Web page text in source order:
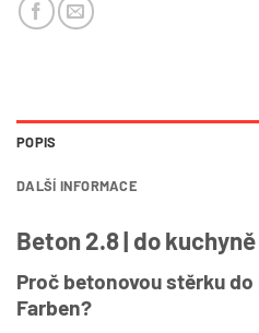
POPIS
DALŠÍ INFORMACE
Beton 2.8 | do kuchyně
Proč betonovou stěrku
Farben?